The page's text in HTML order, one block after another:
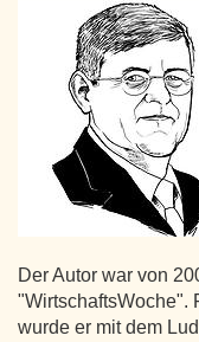
Der Autor war von
"WirtschaftsWoche".
wurde er mit dem